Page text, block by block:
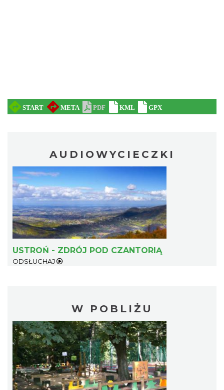
AUDIOWYCIECZKI
USTROŃ - ZDRÓJ POD CZANTORIĄ
ODSŁUCHAJ
W POBLIŻU